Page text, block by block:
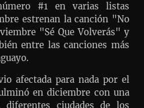
#1 en varias listas
estrenan la canción "No
"Sé Que Volverás" y
entre las canciones más
afectada para nada por el
en diciembre con una
ciudades de los